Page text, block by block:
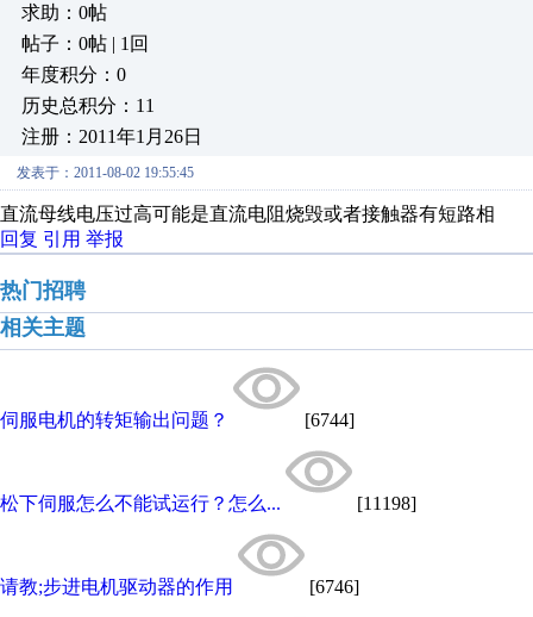
求助：0帖
帖子：0帖 | 1回
年度积分：0
历史总积分：11
注册：2011年1月26日
发表于：2011-08-02 19:55:45
直流母线电压过高可能是直流电阻烧毁或者接触器有短路相
回复 引用 举报
热门招聘
相关主题
伺服电机的转矩输出问题？ [6744]
松下伺服怎么不能试运行？怎么... [11198]
请教;步进电机驱动器的作用 [6746]